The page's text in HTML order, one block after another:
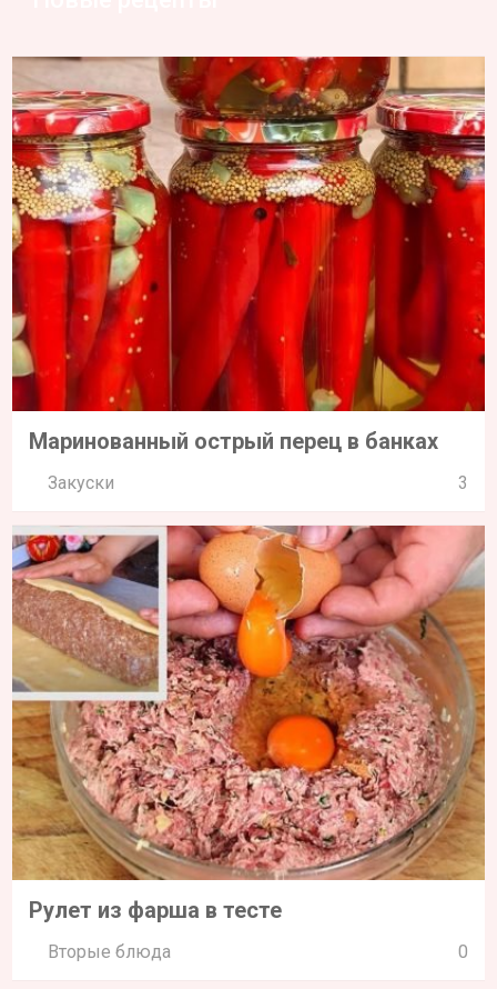
Маринованный острый перец в банках
Закуски 3
Рулет из фарша в тесте
Вторые блюда 0